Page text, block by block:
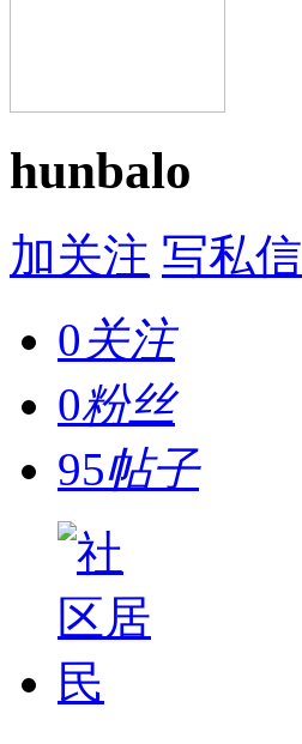
hunbalo
加关注 写私信
0关注
0粉丝
95帖子